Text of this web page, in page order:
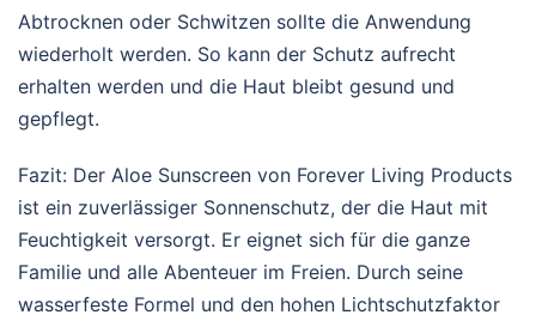
Abtrocknen oder Schwitzen sollte die Anwendung
wiederholt werden. So kann der Schutz aufrecht
erhalten werden und die Haut bleibt gesund und
gepflegt.
Fazit: Der Aloe Sunscreen von Forever Living Products
ist ein zuverlässiger Sonnenschutz, der die Haut mit
Feuchtigkeit versorgt. Er eignet sich für die ganze
Familie und alle Abenteuer im Freien. Durch seine
wasserfeste Formel und den hohen Lichtschutzfaktor